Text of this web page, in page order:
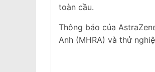
toàn cầu.
Thông báo của
Anh (MHRA) và thử